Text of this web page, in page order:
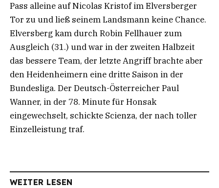
Pass alleine auf Nicolas Kristof im Elversberger
Tor zu und ließ seinem Landsmann keine Chance.
Elversberg kam durch Robin Fellhauer zum
Ausgleich (31.) und war in der zweiten Halbzeit
das bessere Team, der letzte Angriff brachte aber
den Heidenheimern eine dritte Saison in der
Bundesliga. Der Deutsch-Österreicher Paul
Wanner, in der 78. Minute für Honsak
eingewechselt, schickte Scienza, der nach toller
Einzelleistung traf.
WEITER LESEN